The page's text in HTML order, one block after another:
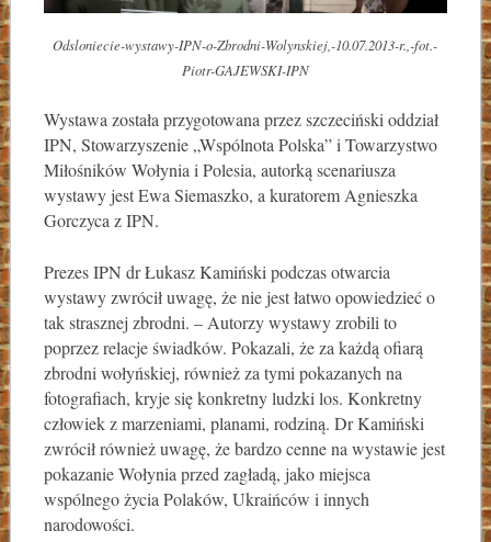
Odsloniecie-wystawy-IPN-o-Zbrodni-Wolynskiej,-10.07.2013-r.,-fot.-
Piotr-GAJEWSKI-IPN
Wystawa została przygotowana przez szczeciński oddział
IPN, Stowarzyszenie „Wspólnota Polska” i Towarzystwo
Miłośników Wołynia i Polesia, autorką scenariusza
wystawy jest Ewa Siemaszko, a kuratorem Agnieszka
Gorczyca z IPN.
Prezes IPN dr Łukasz Kamiński podczas otwarcia
wystawy zwrócił uwagę, że nie jest łatwo opowiedzieć o
tak strasznej zbrodni. – Autorzy wystawy zrobili to
poprzez relacje świadków. Pokazali, że za każdą ofiarą
zbrodni wołyńskiej, również za tymi pokazanych na
fotografiach, kryje się konkretny ludzki los. Konkretny
człowiek z marzeniami, planami, rodziną. Dr Kamiński
zwrócił również uwagę, że bardzo cenne na wystawie jest
pokazanie Wołynia przed zagładą, jako miejsca
wspólnego życia Polaków, Ukraińców i innych
narodowości.